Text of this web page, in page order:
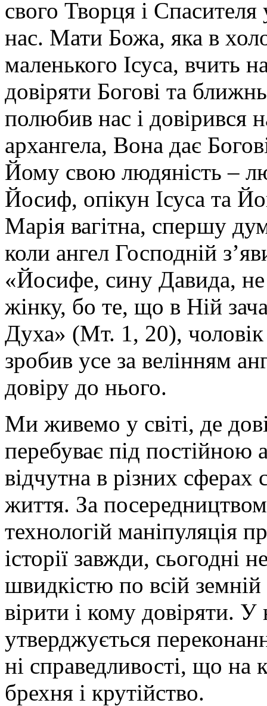
свого Творця і
нас. Мати Божа, яка в
маленького Ісуса, вчить
довіряти Богові та
полюбив нас і
архангела, Вона дає
Йому свою людяність –
Йосиф, опікун Ісуса та
Марія вагітна, спершу
коли ангел Господній
«Йосифе, сину Давида,
жінку, бо те, що в Ній
Духа» (Мт. 1, 20), чоловік
зробив усе за велінням
довіру до нього.
Ми живемо у світі, де
перебуває під постійною
відчутна в різних сферах
життя. За
технологій маніпуляція
історії завжди, сьогодні
швидкістю по всій
вірити і кому довіряти. У
утверджується
ні справедливості, що на
брехня і крутійство.